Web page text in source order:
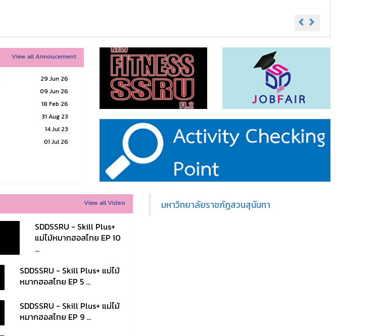
View all Annoucement
29 Jun 26
09 Jun 26
18 Feb 26
31 Aug 23
14 Jul 23
01 Jul 26
View all Video
SDDSSRU - Skill Plus+
แม่ไม้หมากฮอสไทย EP 10
...
SDDSSRU - Skill Plus+ แม่ไม้
หมากฮอสไทย EP 5 ...
SDDSSRU - Skill Plus+ แม่ไม้
หมากฮอสไทย EP 9 ...
มหาวิทยาลัยราชภัฏสวนสุนันทา